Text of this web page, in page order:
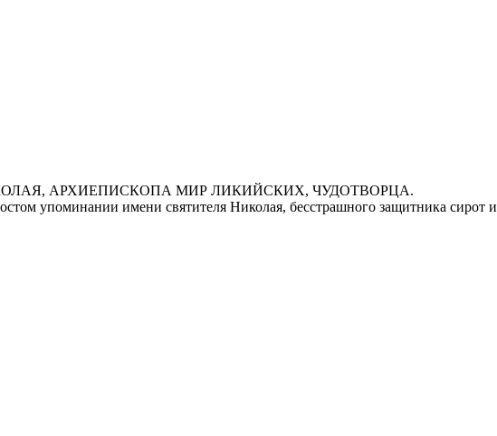
АРХИЕПИСКОПА МИР ЛИКИЙСКИХ, ЧУДОТВОРЦА.
упоминании имени святителя Николая, бесстрашного защитника